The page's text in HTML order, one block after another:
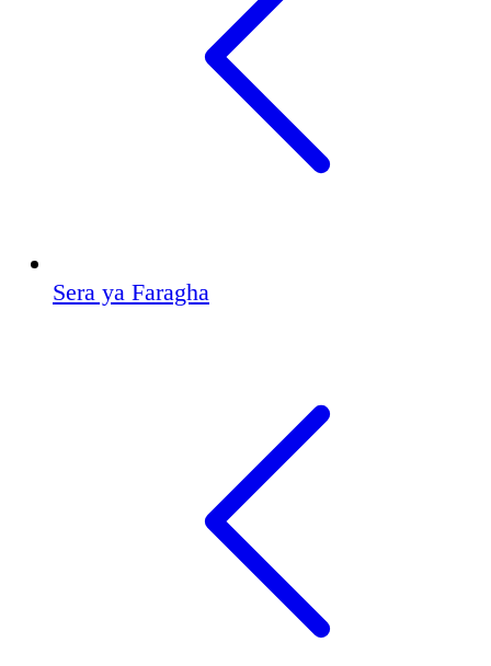
Sera ya Faragha